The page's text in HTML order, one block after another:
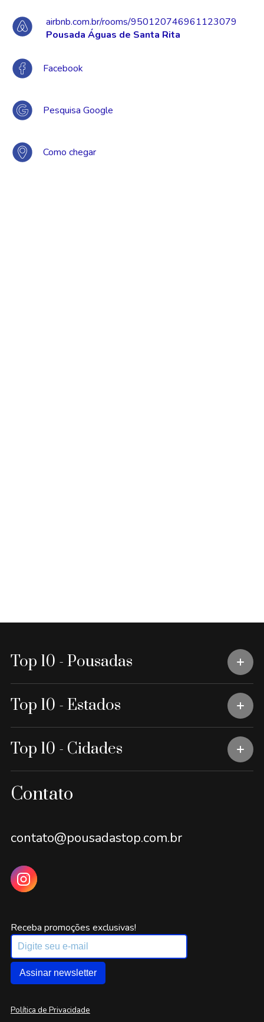
airbnb.com.br/rooms/950120746961123079
Pousada Águas de Santa Rita
Facebook
Pesquisa Google
Como chegar
Top 10 - Pousadas
Top 10 - Estados
Top 10 - Cidades
Contato
contato@pousadastop.com.br
Receba promoções exclusivas!
Assinar newsletter
Política de Privacidade